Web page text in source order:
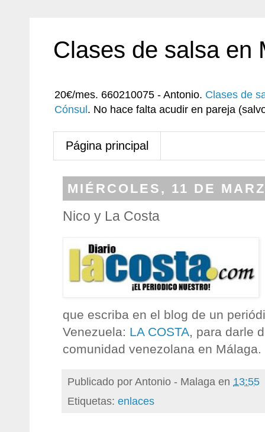
Clases de salsa en
20€/mes. 660210075 - Antonio. Clases de
Cónsul . No hace falta acudir en pareja
Página principal
MIÉRCOLES, 11 DE
Nico y La Costa
que escriba en el blog de un
Venezuela: LA COSTA , para darle
comunidad venezolana en Málaga.
Publicado porAntonio - Malaga en 13:55
Etiquetas: enlaces